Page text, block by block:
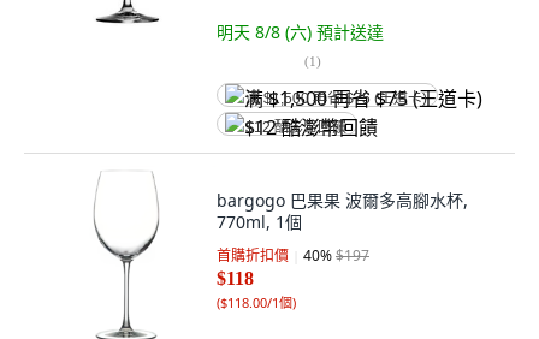
明天 8/8 (六) 預計送達
(1)
满 $1,500 再省 $75 (王道卡)
$12 酷澎幣回饋
bargogo 巴果果 波爾多高腳水杯,
770ml, 1個
首購折扣價 40%$197
$118
($118.00/1個)